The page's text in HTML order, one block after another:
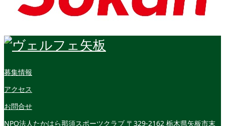
募集情報
アクセス
お問合せ
NPO法人たかはら那須スポーツクラブ 〒329-2162 栃木県矢板市末